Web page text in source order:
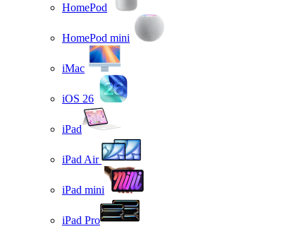
HomePod
HomePod mini
iMac
iOS 26
iPad
iPad Air
iPad mini
iPad Pro